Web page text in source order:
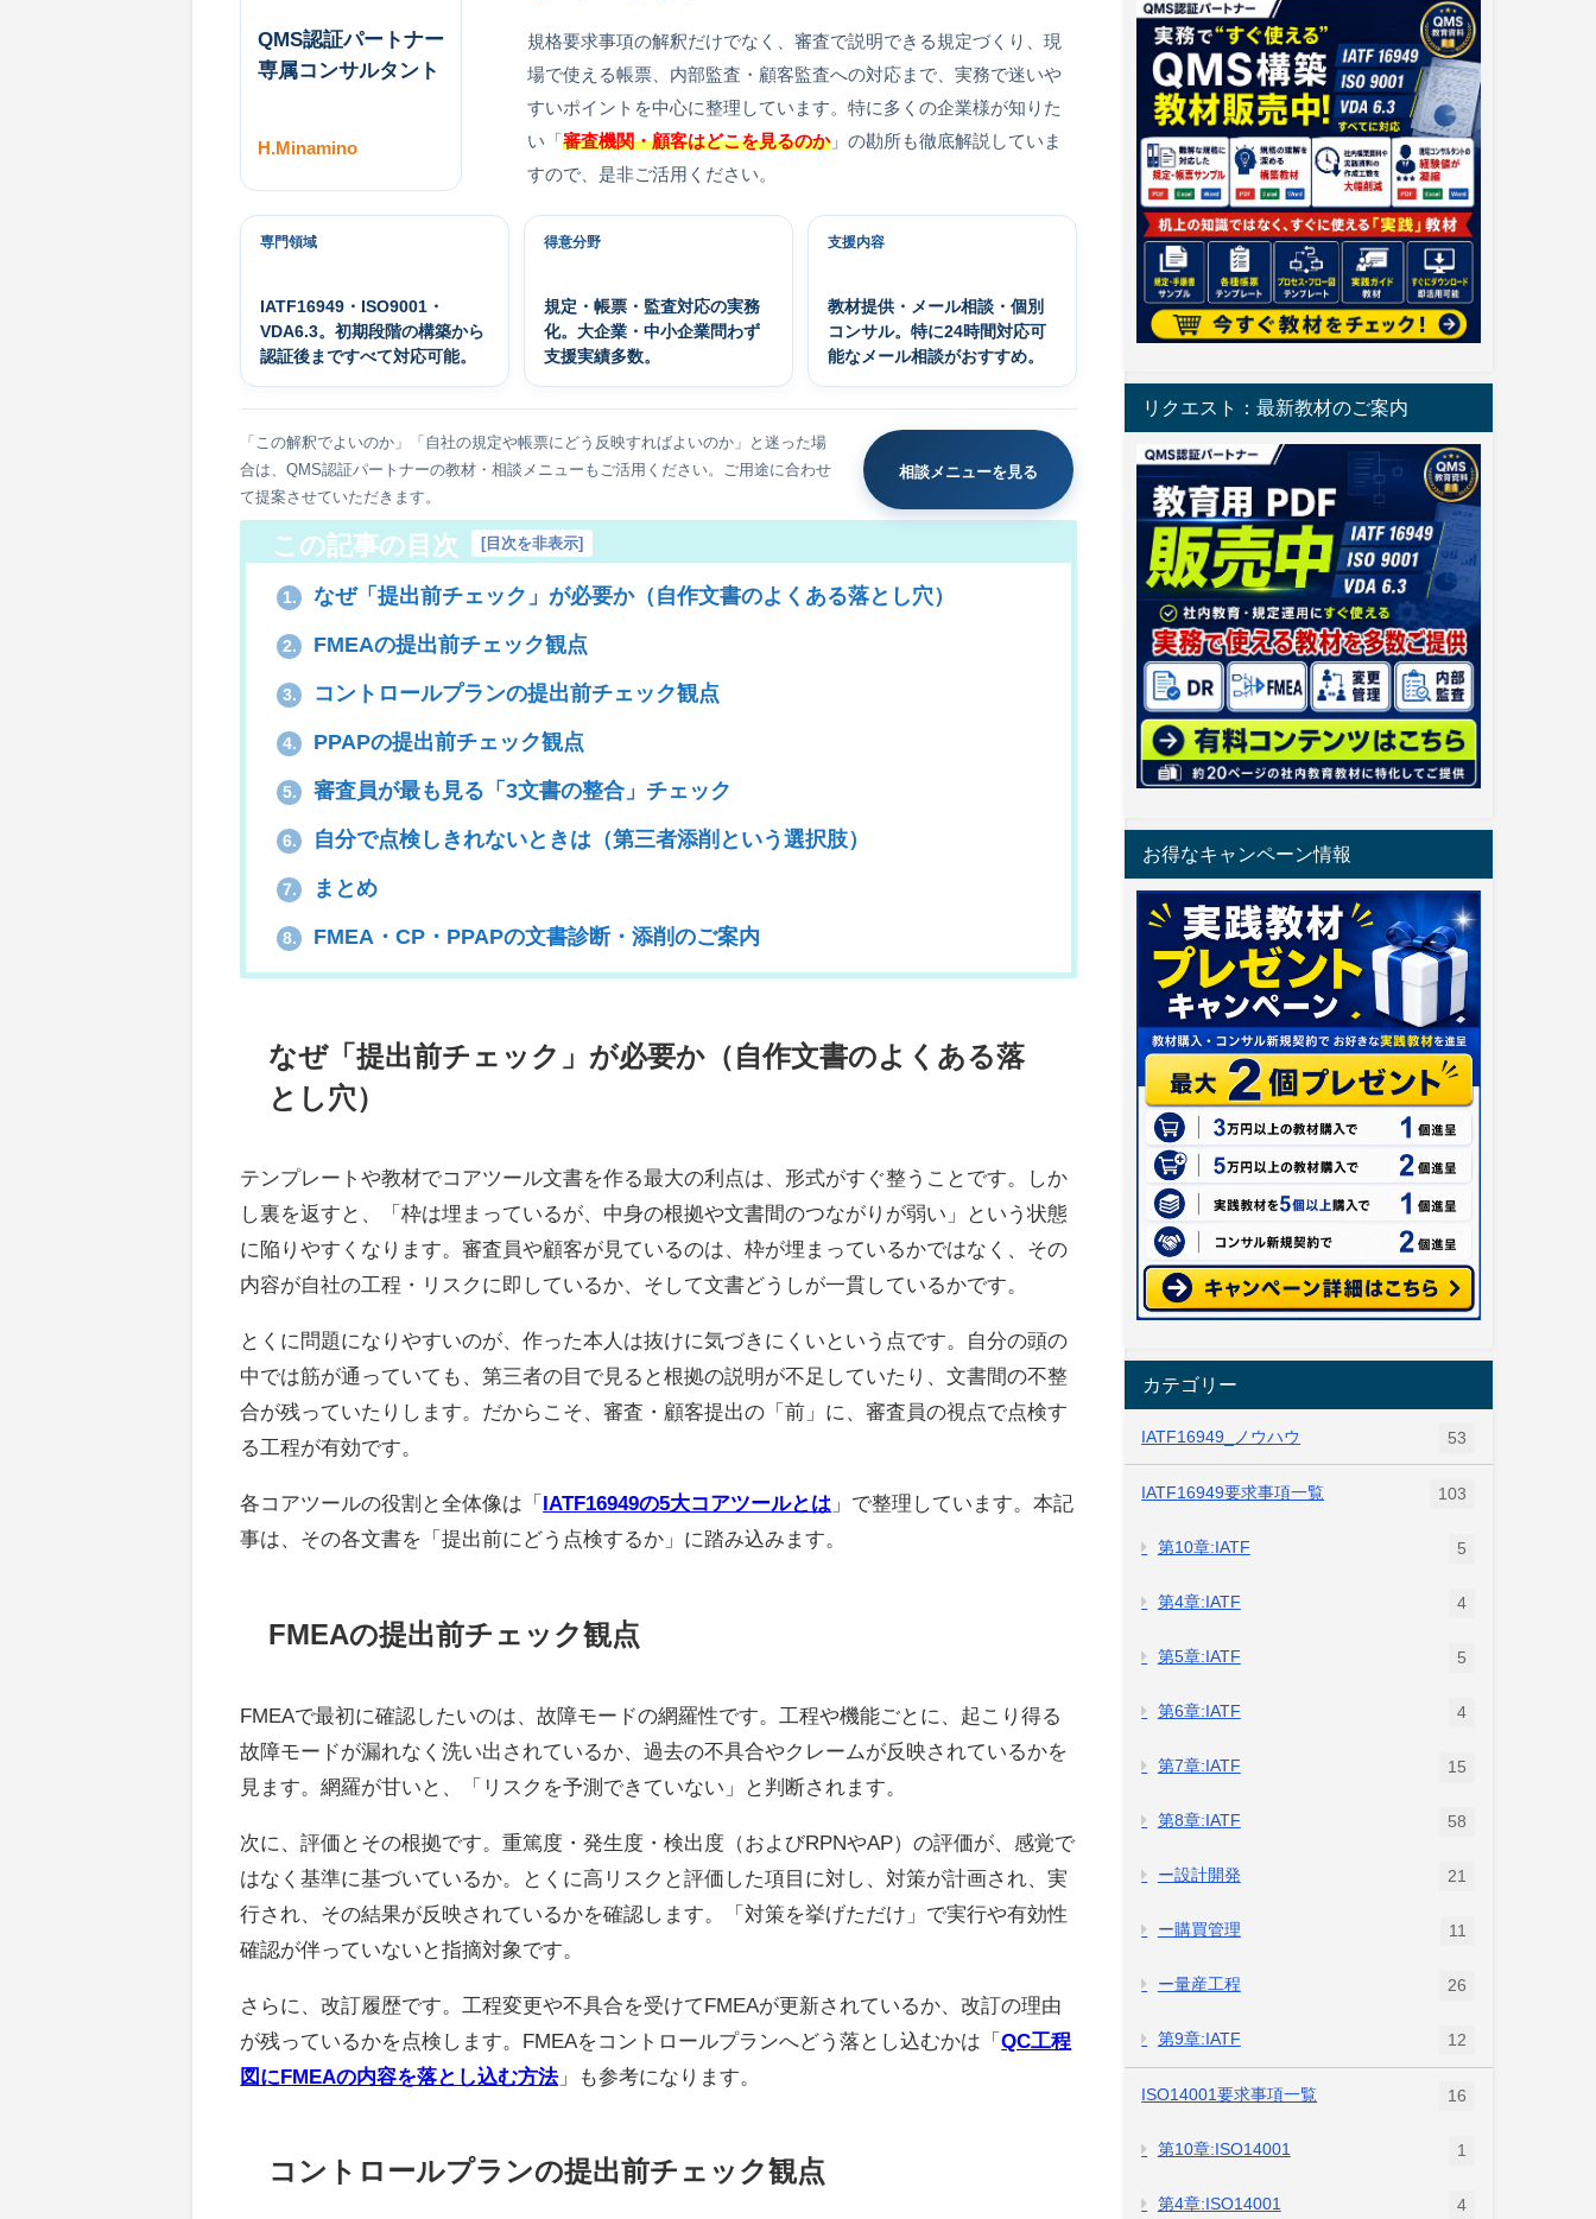
QMS認証パートナー
専属コンサルタント
H.Minamino
規格要求事項の解釈だけでなく、審査で説明できる規定づくり、現
場で使える帳票、内部監査・顧客監査への対応まで、実務で迷いや
すいポイントを中心に整理しています。特に多くの企業様が知りた
い「審査機関・顧客はどこを見るのか」の勘所も徹底解説していま
すので、是非ご活用ください。
専門領域
IATF16949・ISO9001・
VDA6.3。初期段階の構築から
認証後まですべて対応可能。
得意分野
規定・帳票・監査対応の実務
化。大企業・中小企業問わず
支援実績多数。
支援内容
教材提供・メール相談・個別
コンサル。特に24時間対応可
能なメール相談がおすすめ。
「この解釈でよいのか」「自社の規定や帳票にどう反映すればよいのか」と迷った場
合は、QMS認証パートナーの教材・相談メニューもご活用ください。ご用途に合わせ
て提案させていただきます。
相談メニューを見る
この記事の目次 [目次を非表示]
1. なぜ「提出前チェック」が必要か（自作文書のよくある落とし穴）
2. FMEAの提出前チェック観点
3. コントロールプランの提出前チェック観点
4. PPAPの提出前チェック観点
5. 審査員が最も見る「3文書の整合」チェック
6. 自分で点検しきれないときは（第三者添削という選択肢）
7. まとめ
8. FMEA・CP・PPAPの文書診断・添削のご案内
なぜ「提出前チェック」が必要か（自作文書のよくある落
とし穴）
テンプレートや教材でコアツール文書を作る最大の利点は、形式がすぐ整うことです。しか
し裏を返すと、「枠は埋まっているが、中身の根拠や文書間のつながりが弱い」という状態
に陥りやすくなります。審査員や顧客が見ているのは、枠が埋まっているかではなく、その
内容が自社の工程・リスクに即しているか、そして文書どうしが一貫しているかです。
とくに問題になりやすいのが、作った本人は抜けに気づきにくいという点です。自分の頭の
中では筋が通っていても、第三者の目で見ると根拠の説明が不足していたり、文書間の不整
合が残っていたりします。だからこそ、審査・顧客提出の「前」に、審査員の視点で点検す
る工程が有効です。
各コアツールの役割と全体像は「 IATF16949の5大コアツールとは 」で整理しています。本記
事は、その各文書を「提出前にどう点検するか」に踏み込みます。
FMEAの提出前チェック観点
FMEAで最初に確認したいのは、故障モードの網羅性です。工程や機能ごとに、起こり得る
故障モードが漏れなく洗い出されているか、過去の不具合やクレームが反映されているかを
見ます。網羅が甘いと、「リスクを予測できていない」と判断されます。
次に、評価とその根拠です。重篤度・発生度・検出度（およびRPNやAP）の評価が、感覚で
はなく基準に基づいているか。とくに高リスクと評価した項目に対し、対策が計画され、実
行され、その結果が反映されているかを確認します。「対策を挙げただけ」で実行や有効性
確認が伴っていないと指摘対象です。
さらに、改訂履歴です。工程変更や不具合を受けてFMEAが更新されているか、改訂の理由
が残っているかを点検します。FMEAをコントロールプランへどう落とし込むかは「QC工程
図にFMEAの内容を落とし込む方法」も参考になります。
コントロールプランの提出前チェック観点
リクエスト：最新教材のご案内
お得なキャンペーン情報
カテゴリー
IATF16949_ノウハウ 53
IATF16949要求事項一覧 103
第10章:IATF 5
第4章:IATF 4
第5章:IATF 5
第6章:IATF 4
第7章:IATF 15
第8章:IATF 58
ー設計開発 21
ー購買管理 11
ー量産工程 26
第9章:IATF 12
ISO14001要求事項一覧 16
第10章:ISO14001 1
第4章:ISO14001 4